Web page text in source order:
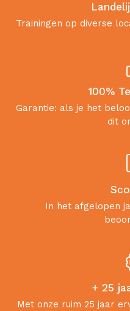
Trainingen op diverse
100%
Garantie: als je het
dit
In het afgelopen
+ 25
Met onze ruim 25 jaar